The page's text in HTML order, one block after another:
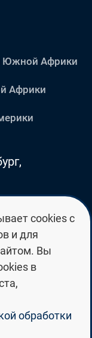
Южной Африки
Африки
данных
cookies с
и для
Вы
в
обработки